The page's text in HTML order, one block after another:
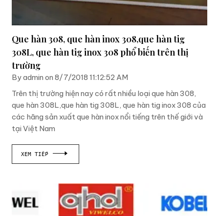
Que hàn 308, que hàn inox 308,que hàn tig
308L, que hàn tig inox 308 phổ biến trên thị
trường
By admin on 8/7/2018 11:12:52 AM
Trên thị trường hiện nay có rất nhiều loại que hàn 308,
que hàn 308L,que hàn tig 308L, que hàn tig inox 308 của
các hãng sản xuất que hàn inox nổi tiếng trên thế giới và
tại Việt Nam
XEM TIẾP